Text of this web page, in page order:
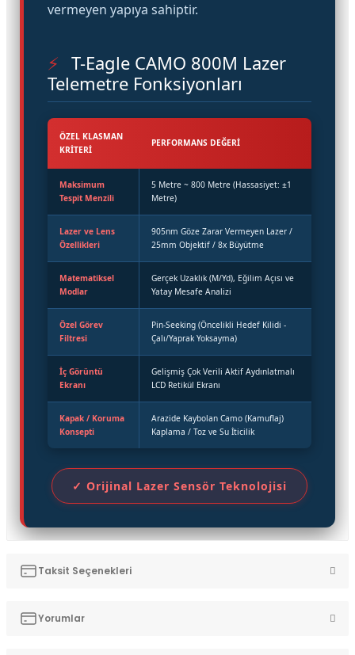
vermeyen yapıya sahiptir.
⚡ T-Eagle CAMO 800M Lazer
Telemetre Fonksiyonları
ÖZEL KLASMAN
KRITERI
PERFORMANS DEĞERI
Maksimum
Tespit Menzili
5 Metre ~ 800 Metre (Hassasiyet: ±1
Metre)
Lazer ve Lens
Özellikleri
905nm Göze Zarar Vermeyen Lazer /
25mm Objektif / 8x Büyütme
Matematiksel
Modlar
Gerçek Uzaklık (M/Yd), Eğilim Açısı ve
Yatay Mesafe Analizi
Özel Görev
Filtresi
Pin-Seeking (Öncelikli Hedef Kilidi -
Çalı/Yaprak Yoksayma)
İç Görüntü
Ekranı
Gelişmiş Çok Verili Aktif Aydınlatmalı
LCD Retikül Ekranı
Kapak / Koruma
Konsepti
Arazide Kaybolan Camo (Kamuflaj)
Kaplama / Toz ve Su İticilik
✓ Orijinal Lazer Sensör Teknolojisi
Taksit Seçenekleri
Yorumlar